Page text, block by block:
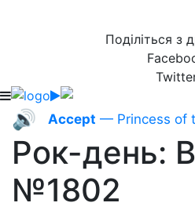
Поділіться з
🔊 Accept — Princess of
Рок-день:
№1802